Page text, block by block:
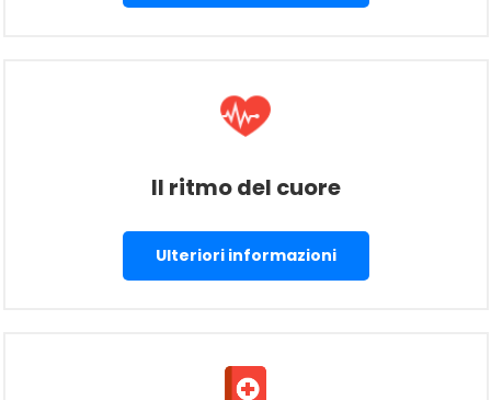
Il ritmo del cuore
Ulteriori informazioni